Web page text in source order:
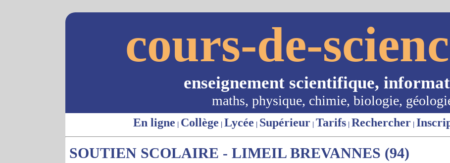
cours-de-
enseignement scientifique,
maths, physique, chimie, biologie,
En ligne | Collège | Lycée | Supérieur | Tarifs | Rechercher |
SOUTIEN SCOLAIRE - LIMEIL BREVANNES (94)